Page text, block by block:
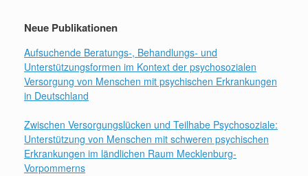
Neue Publikationen
Aufsuchende Beratungs-, Behandlungs- und
Unterstützungsformen im Kontext der psychosozialen
Versorgung von Menschen mit psychischen Erkrankungen
in Deutschland
Zwischen Versorgungslücken und Teilhabe Psychosoziale:
Unterstützung von Menschen mit schweren psychischen
Erkrankungen im ländlichen Raum Mecklenburg-
Vorpommerns